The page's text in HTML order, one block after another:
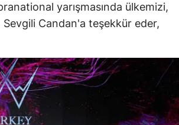
yarışmasında ülkemizi,
Candan'a teşekkür eder,